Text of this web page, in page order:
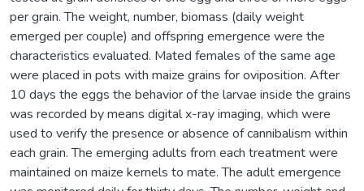
per grain. The weight, number, biomass (daily weight
emerged per couple) and offspring emergence were the
characteristics evaluated. Mated females of the same age
were placed in pots with maize grains for oviposition. After
10 days the eggs the behavior of the larvae inside the grains
was recorded by means digital x-ray imaging, which were
used to verify the presence or absence of cannibalism within
each grain. The emerging adults from each treatment were
maintained on maize kernels to mate. The adult emergence